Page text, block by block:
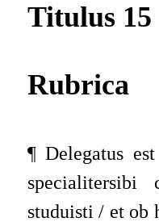
Titulus 15
Rubrica
¶ Delegatus
specialitersibi
studuisti / et ob